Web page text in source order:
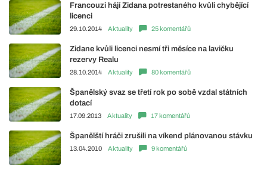
Francouzi hájí Zidana potrestaného kvůli chybějící
licenci
29.10.2014 Aktuality 25 komentářů
Zidane kvůli licenci nesmí tři měsíce na lavičku
rezervy Realu
28.10.2014 Aktuality 80 komentářů
Španělský svaz se třetí rok po sobě vzdal státních
dotací
17.09.2013 Aktuality 17 komentářů
Španělští hráči zrušili na víkend plánovanou stávku
13.04.2010 Aktuality 9 komentářů